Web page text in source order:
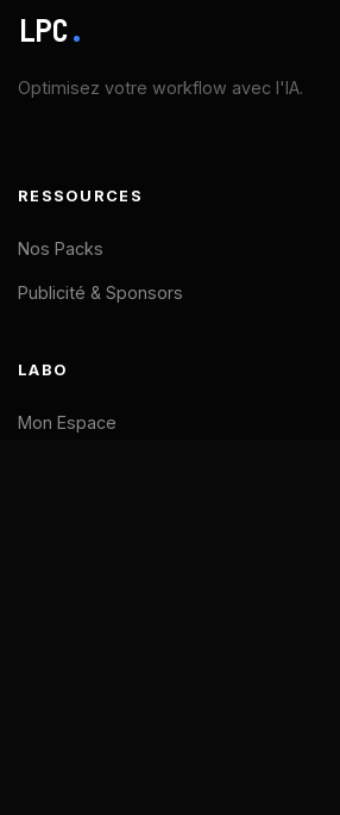
LPC.
Optimisez votre workflow avec l'IA.
RESSOURCES
Nos Packs
Publicité & Sponsors
LABO
Mon Espace